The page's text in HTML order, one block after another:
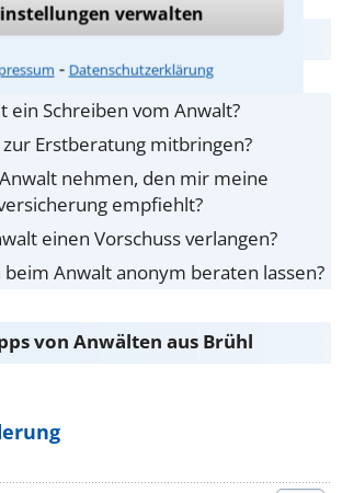
verwalten
⁃ Datenschutzerklärung
Suche
ein Schreiben vom Anwalt?
zur Erstberatung mitbringen?
nehmen, den mir meine
empfiehlt?
einen Vorschuss verlangen?
beim Anwalt anonym beraten lassen?
von Anwälten aus Brühl